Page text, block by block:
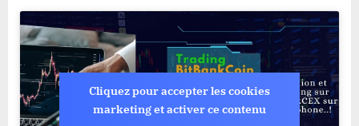
Cliquez pour accepter les cookies
marketing et activer ce contenu